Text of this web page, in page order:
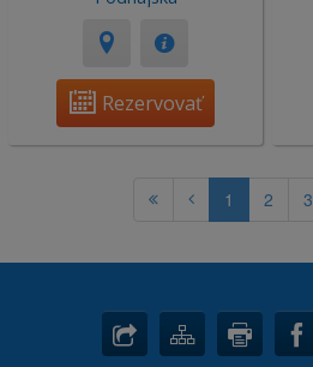
Rezervovať
1 2 3